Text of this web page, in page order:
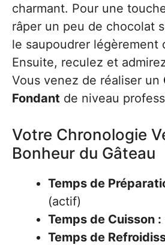
charmant. Pour une
râper un peu de chocolat
le saupoudrer légèrement
Ensuite, reculez et
Vous venez de réaliser un
Fondant de niveau
Votre Chronologie
Bonheur du Gâteau
Temps de
(actif)
Temps de Cuisson :
Temps de